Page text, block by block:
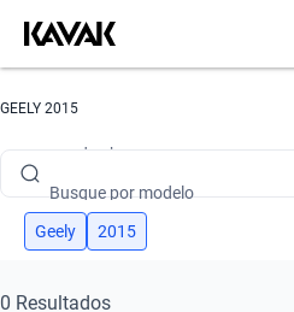
GEELY 2015
Busque por versão
Geely 2015
0 Resultados